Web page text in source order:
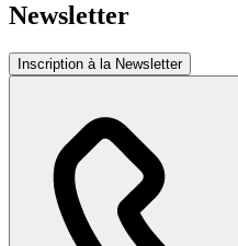
Newsletter
Inscription à la Newsletter